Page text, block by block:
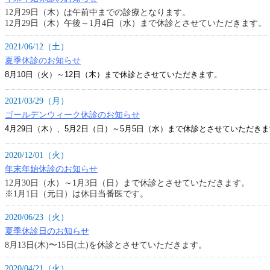
12月29日（木）は午前中までの診療となります。
12月29日（木）午後～1月4日（水）まで休診とさせていただきます。
2021/06/12（土）
夏季休診のお知らせ
8月10日（火）～12日（木）まで休診とさせていただきます。
2021/03/29（月）
ゴールデンウィーク休診のお知らせ
4月29日（木）、5月2日（日）～5月5日（水）まで休診とさせていただき
2020/12/01（火）
年末年始休診のお知らせ
12月30日（水）～1月3日（日）まで休診とさせていただきます。
※1月1日（元日）は休日当番医です。
2020/06/23（火）
夏季休診日のお知らせ
8月13日(木)〜15日(土)を休診とさせていただきます。